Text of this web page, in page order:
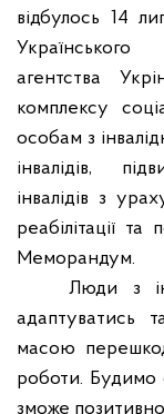
відбулось 14
Українського
агентства
комплексу
особам з
інвалідів,
інвалідів з
реабілітації
Меморандум.
Люди з
адаптуватись
масою
роботи. Будимо
зможе позитивно